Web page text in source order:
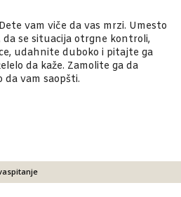
vam viče da vas mrzi. Umesto
se situacija otrgne kontroli,
udahnite duboko i pitajte ga
da kaže. Zamolite ga da
vam saopšti.